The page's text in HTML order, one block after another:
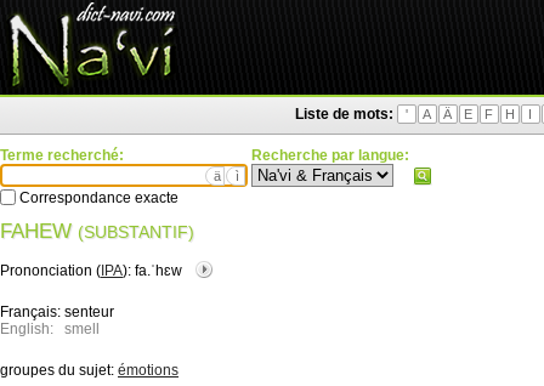
Liste de mots: ' A Ä E F H I
Terme recherché:
ä ì
Correspondance exacte
Recherche par langue:
FAHEW (SUBSTANTIF)
Prononciation ( IPA): fa.ˈhɛw
Français: senteur
English:
smell
groupes du sujet: émotions